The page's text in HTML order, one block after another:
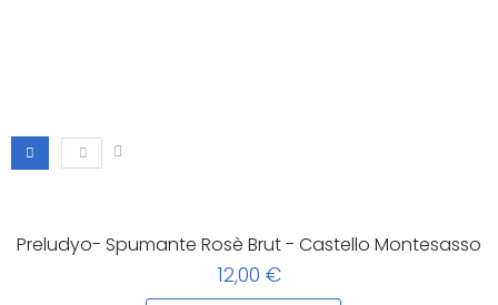
Preludyo- Spumante Rosè Brut - Castello Montesasso
12,00 €